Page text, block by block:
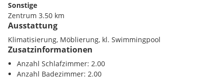
Für weiterführende Informationen und
Terminvereinbarungen stehen wir Ihnen gerne zur
https://panorama-scouting.de | Immobilien in Kroatien | nur
Immobilien mit Meerblick und direkt am Meer
Sonstige
Zentrum 3.50 km
Ausstattung
Klimatisierung, Möblierung, kl. Swimmingpool
Zusatzinformationen
Anzahl Schlafzimmer: 2.00
Anzahl Badezimmer: 2.00